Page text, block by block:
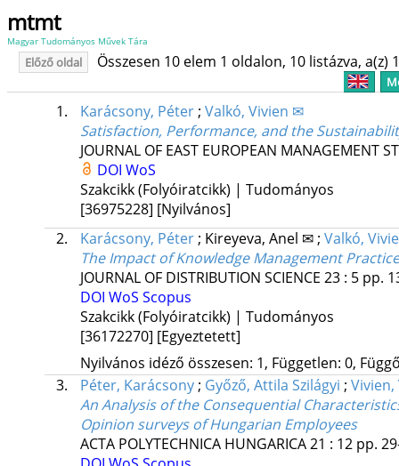
mtmt
Magyar Tudományos Művek Tára
Előző oldal Összesen 10 elem 1 oldalon, 10 listázva, a(z)
1. Karácsony, Péter; Valkó, Vivien ✉
Satisfaction, Performance, and the
JOURNAL OF EAST EUROPEAN MANAGEMENT
DOI WoS
Szakcikk (Folyóiratcikk) | Tudományos
[36975228] [Nyilvános]
2.
Karácsony, Péter; Kireyeva, Anel ✉; Valkó,
The Impact of Knowledge Management
JOURNAL OF DISTRIBUTION SCIENCE 23: 5 pp.
DOI WoS Scopus
Szakcikk (Folyóiratcikk) | Tudományos
[36172270] [Egyeztetett]
Nyilvános idéző összesen: 1, Független: 0,
3.
Péter, Karácsony; Győző, Attila Szilágyi ; Vivien,
An Analysis of the Consequential
Opinion surveys of Hungarian Employees
ACTA POLYTECHNICA HUNGARICA21 : 12 pp.